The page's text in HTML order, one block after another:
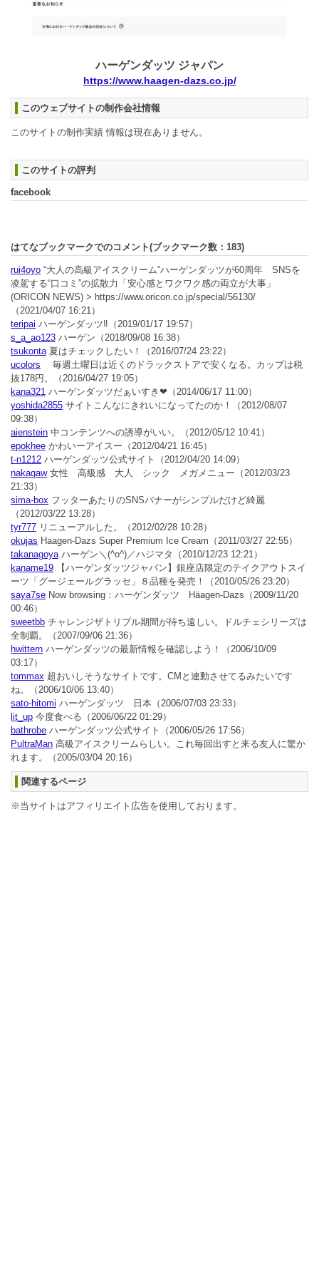
ハーゲンダッツ ジャパン
https://www.haagen-dazs.co.jp/
このウェブサイトの制作会社情報
このサイトの制作実績 情報は現在ありません。
このサイトの評判
facebook
はてなブックマークでのコメント(ブックマーク数： 183)
rui4oyo “大人の高級アイスクリーム”ハーゲンダッツが60周年 SNSを
凌駕する“口コミ”の拡散力「安心感とワクワク感の両立が大事」
(ORICON NEWS) > https://www.oricon.co.jp/special/56130/
（2021/04/07 16:21）
teripai ハーゲンダッツ‼︎ （2019/01/17 19:57）
s_a_ao123 ハーゲン （2018/09/08 16:38）
tsukonta夏はチェックしたい！
（2016/07/24 23:22）
ucolors 毎週土曜日は近くのドラックストアで安くなる。カップは税
抜178円。
（2016/04/27 19:05）
kana321 ハーゲンダッツだぁいすき❤ （2014/06/17 11:00）
yoshida2855 サイトこんなにきれいになってたのか！
（2012/08/07
09:38）
aienstein 中コンテンツへの誘導がいい。
（2012/05/12 10:41）
epokhee かわいーアイスー （2012/04/21 16:45）
t-n1212 ハーゲンダッツ公式サイト
（2012/04/20 14:09）
nakagaw女性 高級感 大人 シック メガメニュー （2012/03/23
21:33）
sima-box フッターあたりのSNSバナーがシンプルだけど綺麗
（2012/03/22 13:28）
tyr777 リニューアルした。
（2012/02/28 10:28）
okujas Haagen-Dazs Super Premium Ice Cream （2011/03/27 22:55）
takanagoyaハーゲン＼(^o^)／ハジマタ
（2010/12/23 12:21）
kaname19 【ハーゲンダッツジャパン】銀座店限定のテイクアウトスイ
ーツ「グージェールグラッセ」８品種を発売！
（2010/05/26 23:20）
saya7se Now browsing：ハーゲンダッツ Häagen-Dazs （2009/11/20
00:46）
sweetbb チャレンジザトリプル期間が待ち遠しい。ドルチェシリーズは
全制覇。
（2007/09/06 21:36）
hwittern ハーゲンダッツの最新情報を確認しよう！
（2006/10/09
03:17）
tommax 超おいしそうなサイトです。CMと連動させてるみたいです
ね。
（2006/10/06 13:40）
sato-hitomi ハーゲンダッツ 日本 （2006/07/03 23:33）
lit_up 今度食べる （2006/06/22 01:29）
bathrobe ハーゲンダッツ公式サイト
（2006/05/26 17:56）
PultraMan 高級アイスクリームらしい。これ毎回出すと来る友人に驚か
れます。
（2005/03/04 20:16）
関連するページ
※当サイトはアフィリエイト広告を使用しております。